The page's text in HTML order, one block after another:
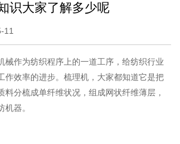
识大家了解多少呢
11
作为纺织程序上的一道工序，给纺织行业
作效率的进步。梳理机，大家都知道它是把
料分梳成单纤维状况，组成网状纤维薄层，
器。